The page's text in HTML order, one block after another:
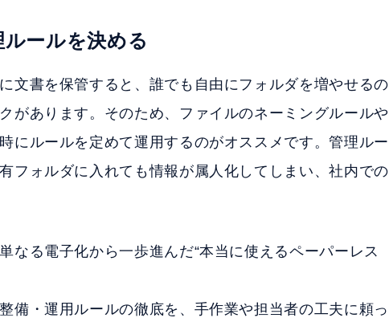
ールを決める
文書を保管すると、誰でも自由にフォルダを増やせるの
があります。そのため、ファイルのネーミングルールや
にルールを定めて運用するのがオススメです。管理ルー
フォルダに入れても情報が属人化してしまい、社内での
なる電子化から一歩進んだ“本当に使えるペーパーレス
備・運用ルールの徹底を、手作業や担当者の工夫に頼っ